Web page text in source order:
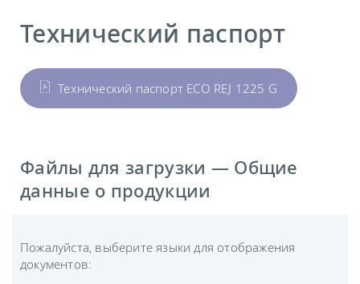
Технический паспорт
Технический паспорт ECO REJ 1225 G
Файлы для загрузки — Общие
данные о продукции
Пожалуйста, выберите языки для отображения
документов: